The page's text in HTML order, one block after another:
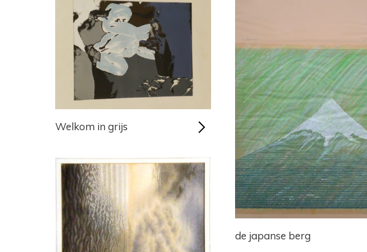
Welkom in grijs
de japanse berg